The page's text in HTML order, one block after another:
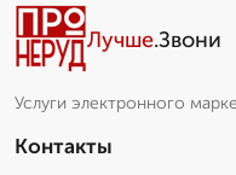
Лучше.Звони
Услуги электронного
Контакты